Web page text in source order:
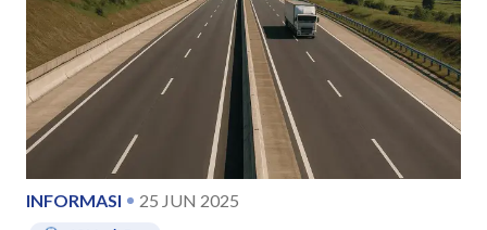
INFORMASI 25 JUN 2025